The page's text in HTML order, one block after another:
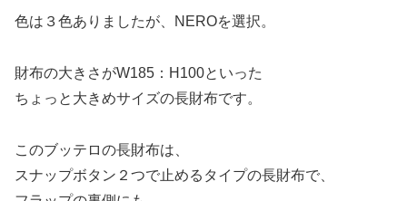
色は３色ありましたが、NEROを選択。
財布の大きさがW185：H100といった
ちょっと大きめサイズの長財布です。
このブッテロの長財布は、
スナップボタン２つで止めるタイプの長財布で、